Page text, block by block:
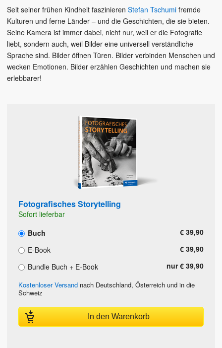
Seit seiner frühen Kindheit faszinieren Stefan Tschumi fremde
Kulturen und ferne Länder – und die Geschichten, die sie bieten.
Seine Kamera ist immer dabei, nicht nur, weil er die Fotografie
liebt, sondern auch, weil Bilder eine universell verständliche
Sprache sind. Bilder öffnen Türen. Bilder verbinden Menschen und
wecken Emotionen. Bilder erzählen Geschichten und machen sie
erlebbarer!
Fotografisches Storytelling
Sofort lieferbar
Buch
€ 39,90
E-Book
€ 39,90
Bundle Buch + E-Book
nur € 39,90
Kostenloser Versand nach Deutschland, Österreich und in die
Schweiz
In den Warenkorb